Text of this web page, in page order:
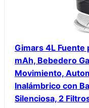
Gimars 4L Fuente
mAh, Bebedero
Movimiento,
Inalámbrico con
Silenciosa, 2